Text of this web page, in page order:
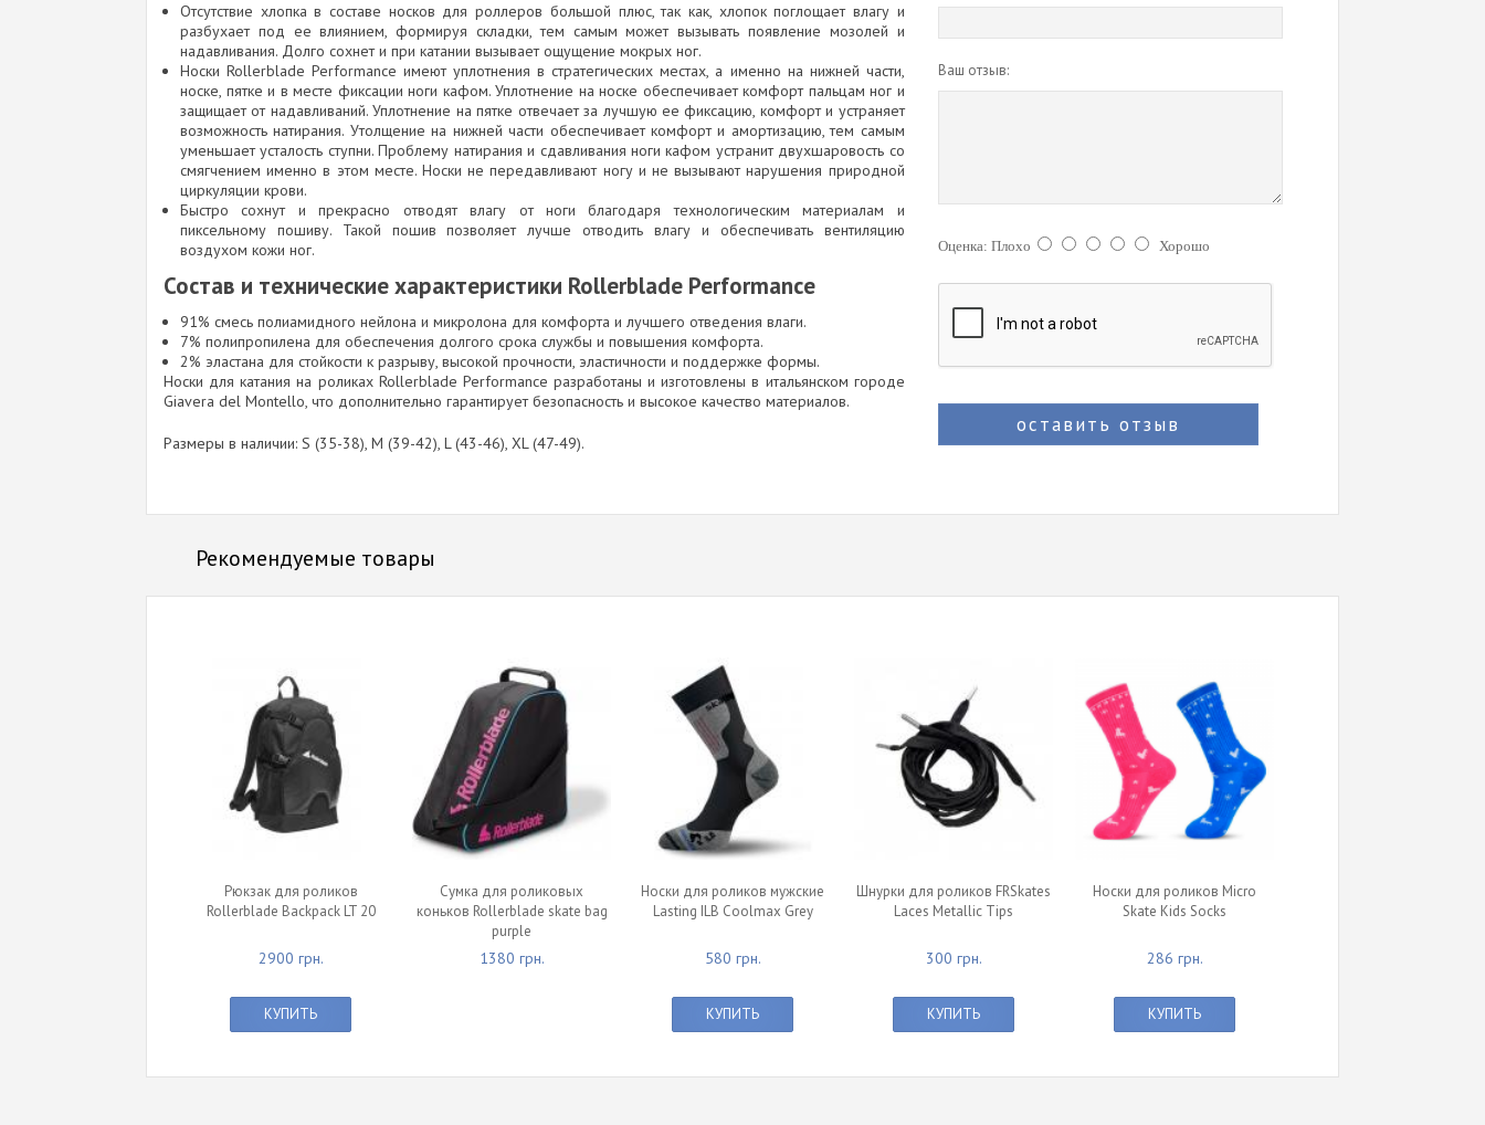
Отсутствие хлопка в составе носков для роллеров большой плюс, так как, хлопок поглощает влагу и
разбухает под ее влиянием, формируя складки, тем самым может вызывать появление мозолей и
надавливания. Долго сохнет и при катании вызывает ощущение мокрых ног.
Носки Rollerblade Performance имеют уплотнения в стратегических местах, а именно на нижней части,
носке, пятке и в месте фиксации ноги кафом. Уплотнение на носке обеспечивает комфорт пальцам ног и
защищает от надавливаний. Уплотнение на пятке отвечает за лучшую ее фиксацию, комфорт и устраняет
возможность натирания. Утолщение на нижней части обеспечивает комфорт и амортизацию, тем самым
уменьшает усталость ступни. Проблему натирания и сдавливания ноги кафом устранит двухшаровость со
смягчением именно в этом месте. Носки не передавливают ногу и не вызывают нарушения природной
циркуляции крови.
Быстро сохнут и прекрасно отводят влагу от ноги благодаря технологическим материалам и
пиксельному пошиву. Такой пошив позволяет лучше отводить влагу и обеспечивать вентиляцию
воздухом кожи ног.
Состав и технические характеристики Rollerblade Performance
91% смесь полиамидного нейлона и микролона для комфорта и лучшего отведения влаги.
7% полипропилена для обеспечения долгого срока службы и повышения комфорта.
2% эластана для стойкости к разрыву, высокой прочности, эластичности и поддержке формы.
Носки для катания на роликах Rollerblade Performance разработаны и изготовлены в итальянском городе
Giavera del Montello, что дополнительно гарантирует безопасность и высокое качество материалов.
Размеры в наличии: S (35-38), M (39-42), L (43-46), XL (47-49).
Ваш отзыв:
Оценка: Плохо Хорошо
оставить отзыв
Рекомендуемые товары
Рюкзак для роликов
Rollerblade Backpack LT 20
2900 грн.
КУПИТЬ
Сумка для роликовых
коньков Rollerblade skate bag
purple
1380 грн.
Носки для роликов мужские
Lasting ILB Coolmax Grey
580 грн.
КУПИТЬ
Шнурки для роликов FRSkates
Laces Metallic Tips
300 грн.
КУПИТЬ
Носки для роликов Micro
Skate Kids Socks
286 грн.
КУПИТЬ